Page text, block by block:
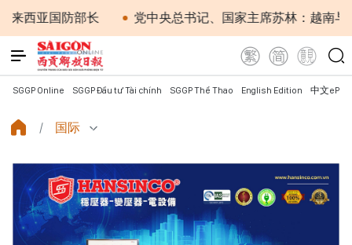
国防部长 党中央总书记、国家主席苏林：越南与马来
SGGP Online SGGP Đầu tư Tài chính SGGP Thể Thao English Edition 中文
国际